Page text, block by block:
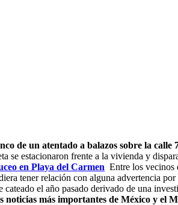
de un atentado a balazos sobre la calle
estacionaron frente a la vivienda y
en Playa del Carmen Entre los vecinos
tener relación con alguna advertencia
el año pasado derivado de una
noticias más importantes de México y el